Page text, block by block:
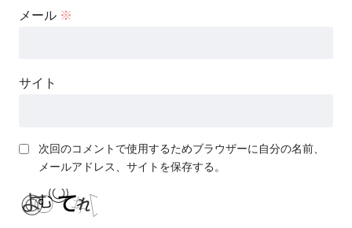
メール ※
サイト
次回のコメントで使用するためブラウザーに自分の名前、
メールアドレス、サイトを保存する。